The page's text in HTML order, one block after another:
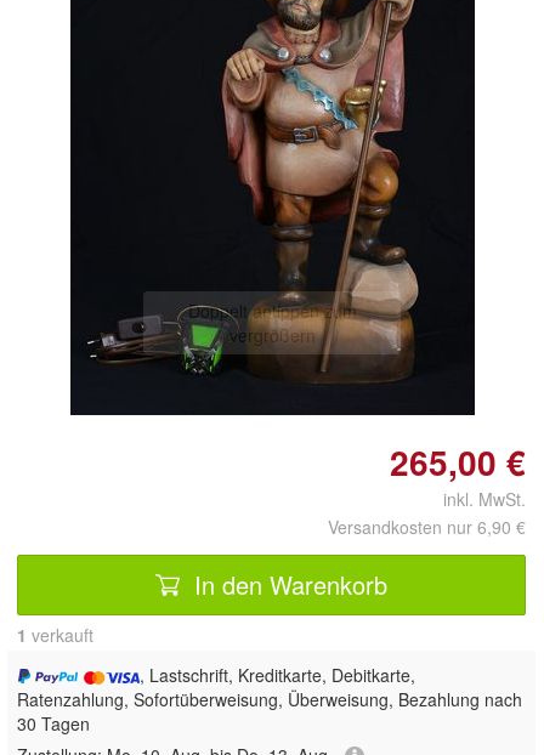
Doppelt antippen zum
vergrößern
265,00 €
inkl. MwSt.
Versandkosten nur 6,90 €
In den Warenkorb
1 verkauft
, Lastschrift, Kreditkarte, Debitkarte,
Ratenzahlung, Sofortüberweisung, Überweisung, Bezahlung nach
30 Tagen